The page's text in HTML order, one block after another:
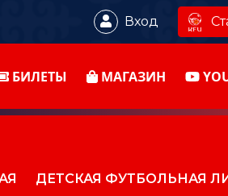
Вход
БИЛЕТЫ МАГАЗИН
ДЕТСКАЯ ФУТБОЛЬНАЯ